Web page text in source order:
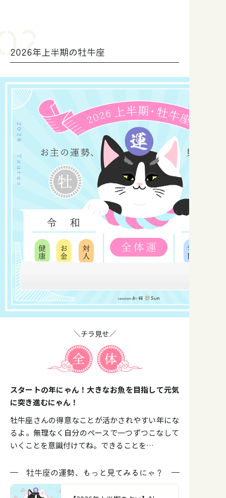
2026年上半期の牡牛座
＼チラ見せ／
スタートの年にゃん！大きなお魚を目指して元気
に突き進むにゃん！
牡牛座さんの得意なことが活かされやすい年にな
るよ。無理なく自分のペースで一つずつこなして
いくことを意識付けてね。できることを…
牡牛座の運勢、もっと見てみるにゃ？